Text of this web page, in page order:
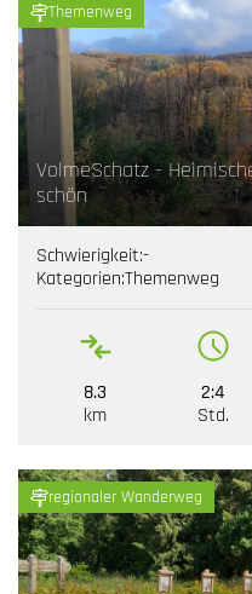
Themenweg
VolmeSchatz -
schön
Schwierigkeit:-
Kategorien:Themenweg
8.3
km
2:4
Std.
regionaler Wanderweg